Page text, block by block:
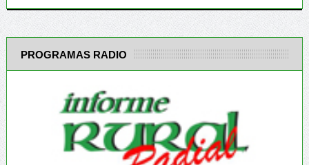
PROGRAMAS RADIO